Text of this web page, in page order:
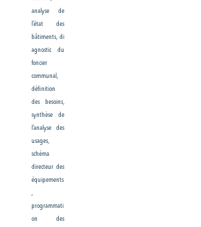
analyse de
l’état des
bâtiments, di
agnostic du
foncier
communal,
définition
des besoins,
synthèse de
l’analyse des
usages,
schéma
directeur des
équipements
programmati
on des